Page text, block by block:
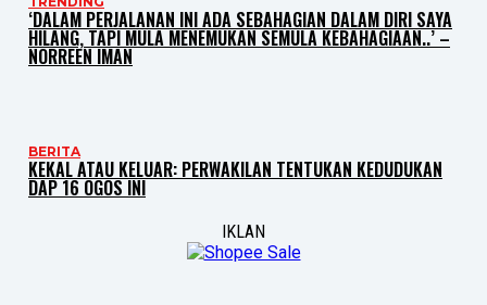
‘DALAM PERJALANAN INI ADA SEBAHAGIAN DALAM DIRI SAYA
HILANG, TAPI MULA MENEMUKAN SEMULA KEBAHAGIAAN..’ –
NORREEN IMAN
BERITA
KEKAL ATAU KELUAR: PERWAKILAN TENTUKAN KEDUDUKAN
DAP 16 OGOS INI
IKLAN